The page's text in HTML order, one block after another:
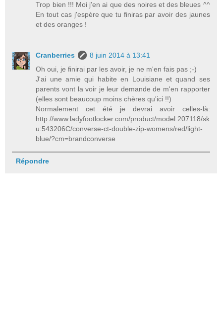
Trop bien !!! Moi j'en ai que des noires et des bleues ^^
En tout cas j'espère que tu finiras par avoir des jaunes
et des oranges !
Cranberries
8 juin 2014 à 13:41
Oh oui, je finirai par les avoir, je ne m'en fais pas ;-)
J'ai une amie qui habite en Louisiane et quand ses
parents vont la voir je leur demande de m'en rapporter
(elles sont beaucoup moins chères qu'ici !!)
Normalement cet été je devrai avoir celles-là:
http://www.ladyfootlocker.com/product/model:207118/sk
u:543206C/converse-ct-double-zip-womens/red/light-
blue/?cm=brandconverse
Répondre